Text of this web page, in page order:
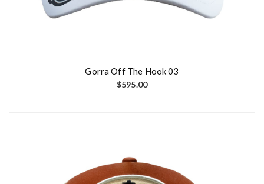
Gorra Off The Hook 03
$595.00